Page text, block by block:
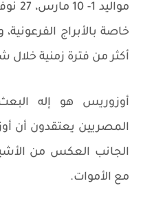
خاصة بالأبراج
أكثر من فترة زمنية خلال
أوزوريس هو إله
المصريين يعتقدون أن
الجانب العكس من
مع الأموات.